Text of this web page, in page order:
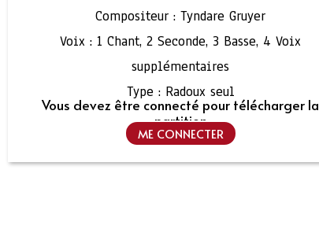
Compositeur : Tyndare Gruyer
Voix : 1 Chant,2 Seconde, 3 Basse, 4 Voix
supplémentaires
Type : Radoux seul
Vous devez être connecté pour télécharger la
partition
ME CONNECTER